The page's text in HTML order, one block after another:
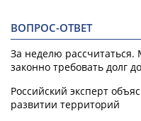
ВОПРОС-ОТВЕТ
За неделю
законно требовать долг
Российский эксперт
развитии территорий